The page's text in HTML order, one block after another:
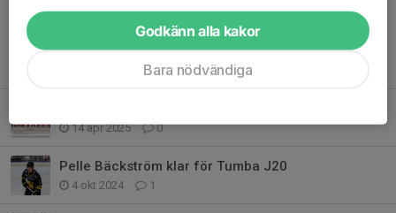
14 apr 2025 0
Pelle Bäckström klar för Tumba J20
4 okt 2024 1
Godkänn alla kakor
Bara nödvändiga